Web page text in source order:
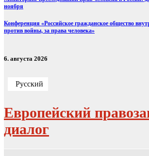
ноября
Конференция «Российское гражданское общество
против войны, за права человека»
6. августа 2026
Русский
Европейский
диалог